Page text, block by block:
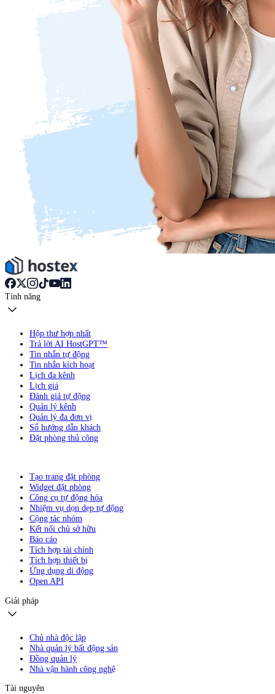
Tính năng
Hộp thư hợp nhất
Trả lời AI HostGPT™
Tin nhắn tự động
Tin nhắn kích hoạt
Lịch đa kênh
Lịch giá
Đánh giá tự động
Quản lý kênh
Quản lý đa đơn vị
Sổ hướng dẫn khách
Đặt phòng thủ công
Tạo trang đặt phòng
Widget đặt phòng
Công cụ tự động hóa
Nhiệm vụ dọn dẹp tự động
Cộng tác nhóm
Kết nối chủ sở hữu
Báo cáo
Tích hợp tài chính
Tích hợp thiết bị
Ứng dụng di động
Open API
Giải pháp
Chủ nhà độc lập
Nhà quản lý bất động sản
Đồng quản lý
Nhà vận hành công nghệ
Tài nguyên